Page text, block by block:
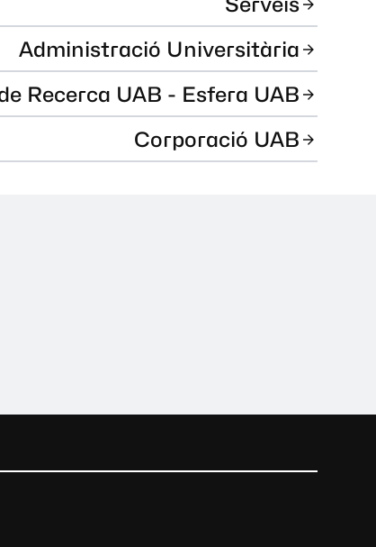
Administració Universitària
Recerca UAB - Esfera UAB
Corporació UAB